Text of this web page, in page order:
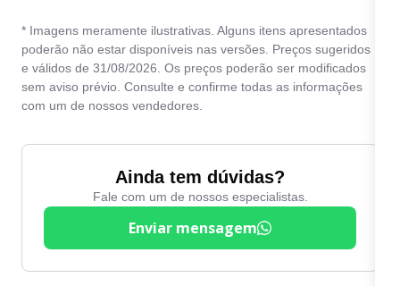
* Imagens meramente ilustrativas. Alguns itens apresentados
poderão não estar disponíveis nas versões. Preços sugeridos
e válidos de 31/08/2026. Os preços poderão ser modificados
sem aviso prévio. Consulte e confirme todas as informações
com um de nossos vendedores.
Ainda tem dúvidas?
Fale com um de nossos especialistas.
Enviar mensagem